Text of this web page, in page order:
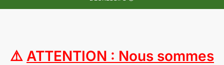
⚠️ ATTENTION : Nous sommes